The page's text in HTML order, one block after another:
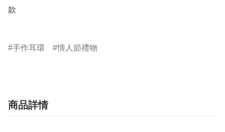
款
手作耳環 情人節禮物
商品詳情